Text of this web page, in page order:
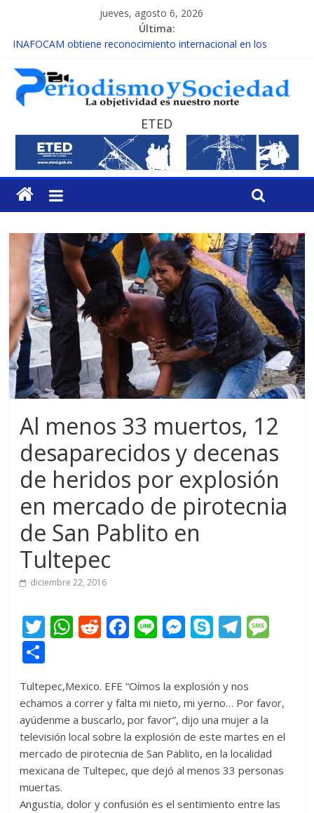
jueves, agosto 6, 2026
Última:
INAFOCAM obtiene reconocimiento internacional en los
15 de febrero de cada año es Día Nacional de la lucha contra el
cáncer infantil
EL ENFOQUE UNILATERAL DE LA COALICIÓN
MESCyT y Universidad Albizu apoyarán rehabilitación de
reclusos
MESCyT presenta calendario de Consulta Nacional por la
Educación
ETED
Al menos 33 muertos, 12
desaparecidos y decenas
de heridos por explosión
en mercado de pirotecnia
de San Pablito en
Tultepec
diciembre 22, 2016
T
er
W
s
A
p
p
R
di
t
F
b
o
o
k
Li M
e
n
g
er
S
p
e
T
gr
a
m
a
g
e
m
p
ar
ti
r
Tultepec,Mexico. EFE “Oímos la explosión y nos
echamos a correr y falta mi nieto, mi yerno… Por favor,
ayúdenme a buscarlo, por favor”, dijo una mujer a la
televisión local sobre la explosión de este martes en el
mercado de pirotecnia de San Pablito, en la localidad
mexicana de Tultepec, que dejó al menos 33 personas
muertas.
Angustia, dolor y confusión es el sentimiento entre las